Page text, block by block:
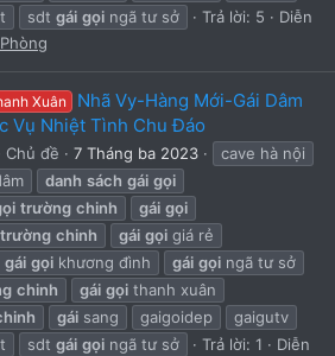
sdt gái gọi ngã tư sở Trả lời: 5
Diễn
Xuân
Nhã Vy-Hàng Mới-Gái Dâm
Vụ Nhiệt Tình Chu Đáo
Chủ đề 7 Tháng ba 2023
cave hà nội
danh sách gái gọi
trường chinh gái gọi
trường chinh gái gọi giá rẻ
gái gọi khương đình gái gọi ngã tư sở
chinh gái gọi thanh xuân
gái sang gaigoidep
gaigutv
sdt gái gọi ngã tư sở Trả lời: 1
Diễn